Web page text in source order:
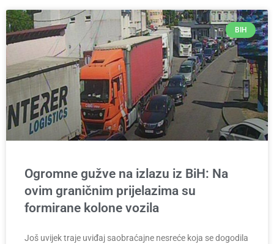
BIH
Ogromne gužve na izlazu iz BiH: Na
ovim graničnim prijelazima su
formirane kolone vozila
Još uvijek traje uviđaj saobraćajne nesreće koja se dogodila